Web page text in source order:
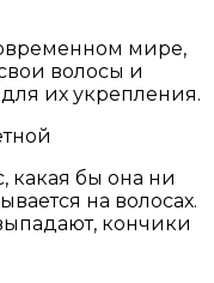
мире,
волосы и
их укрепления.
какая бы она ни
на волосах.
кончики